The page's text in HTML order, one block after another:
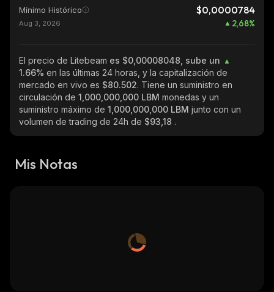
Mínimo Histórico $0,0000784
Aug 3, 2026 2,68%
El precio de Litebeam es $0,00008048, sube un
1.66% en las últimas 24 horas, y la capitalización de
mercado en vivo es $80.502. Tiene un suministro en
circulación de 1,000,000,000 LBM monedas y un
suministro máximo de 1,000,000,000 LBM junto con un
volumen de trading de 24h de $93,18 .
Mis Notas